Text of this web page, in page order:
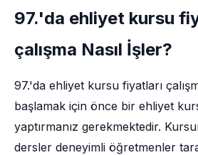
97.'da ehliyet kursu
çalışma Nasıl İşler?
97.'da ehliyet kursu fiyatları
başlamak için önce bir ehliyet
yaptırmanız gerekmektedir.
dersler deneyimli öğretmenler